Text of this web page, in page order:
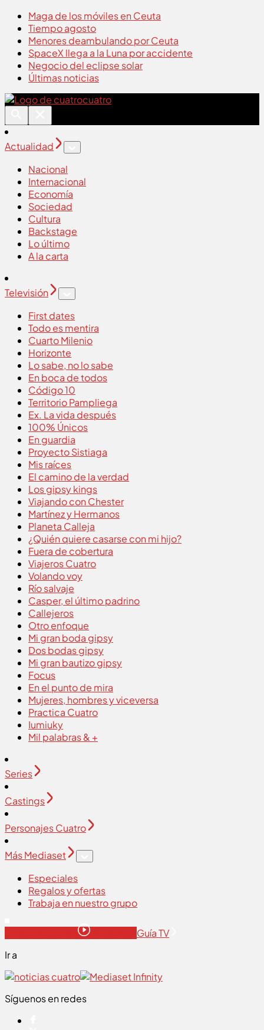
Maga de los móviles en Ceuta
Tiempo agosto
Menores deambulando por Ceuta
SpaceX llega a la Luna por accidente
Negocio del eclipse solar
Últimas noticias
cuatro
Actualidad
Nacional
Internacional
Economía
Sociedad
Cultura
Backstage
Lo último
A la carta
Televisión
First dates
Todo es mentira
Cuarto Milenio
Horizonte
Lo sabe, no lo sabe
En boca de todos
Código 10
Territorio Pampliega
Ex. La vida después
100% Únicos
En guardia
Proyecto Sistiaga
Mis raíces
El camino de la verdad
Los gipsy kings
Viajando con Chester
Martínez y Hermanos
Planeta Calleja
¿Quién quiere casarse con mi hijo?
Fuera de cobertura
Viajeros Cuatro
Volando voy
Río salvaje
Casper, el último padrino
Callejeros
Otro enfoque
Mi gran boda gipsy
Dos bodas gipsy
Mi gran bautizo gipsy
Focus
En el punto de mira
Mujeres, hombres y viceversa
Practica Cuatro
Iumiuky
Mil palabras & +
Series
Castings
Personajes Cuatro
Más Mediaset
Especiales
Regalos y ofertas
Trabaja en nuestro grupo
Guía TV
Ir a
Síguenos en redes